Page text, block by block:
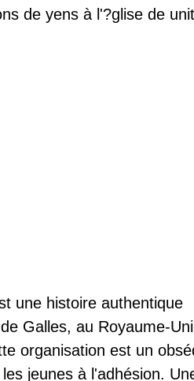
de yens à l'?glise de
une histoire authentique
Galles, au Royaume-
organisation est un
jeunes à l'adhésion.